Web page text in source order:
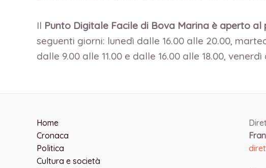
Il Punto Digitale Facile di Bova Marina è aperto al
seguenti giorni: lunedì dalle 16.00 alle 20.00,
dalle 9.00 alle 11.00 e dalle 16.00 alle 18.00,
Home
Cronaca
Politica
Cultura e società